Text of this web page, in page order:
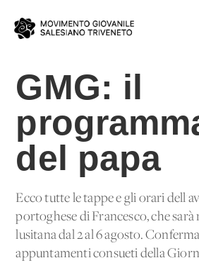
GMG: il
del papa
Ecco tutte le tappe e gli orari
portoghese di Francesco, che sarà
lusitana dal 2 al 6 agosto.
appuntamenti consueti della